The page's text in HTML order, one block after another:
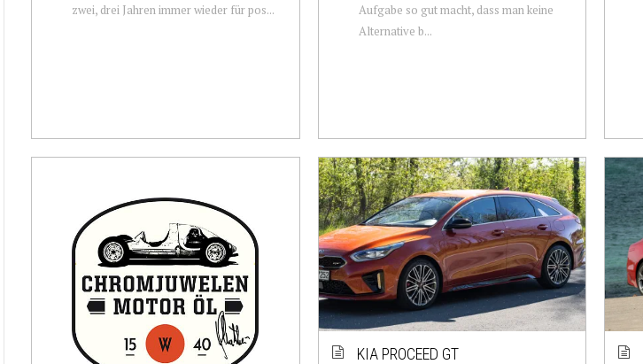
zwei, drei Jahren immer wieder für pos...
Aufgabe so gut macht, dass man keine
Alternative b...
KIA PROCEED GT